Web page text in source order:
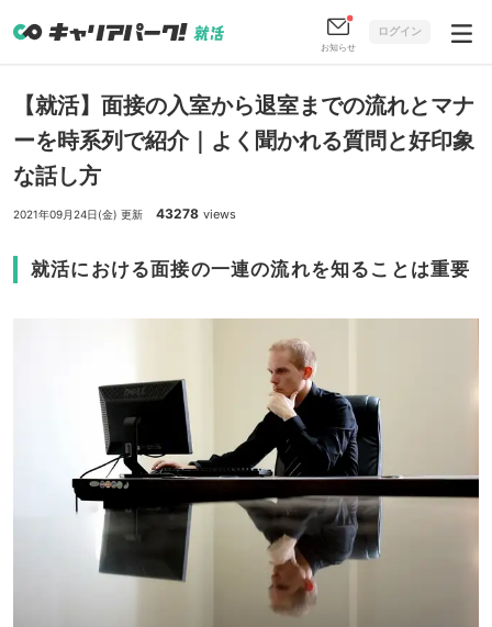
お知らせ
ログイン
【就活】面接の入室から退室までの流れとマナ
ーを時系列で紹介｜よく聞かれる質問と好印象
な話し方
2021年09月24日(金) 更新 43278 views
就活における面接の一連の流れを知ることは重要